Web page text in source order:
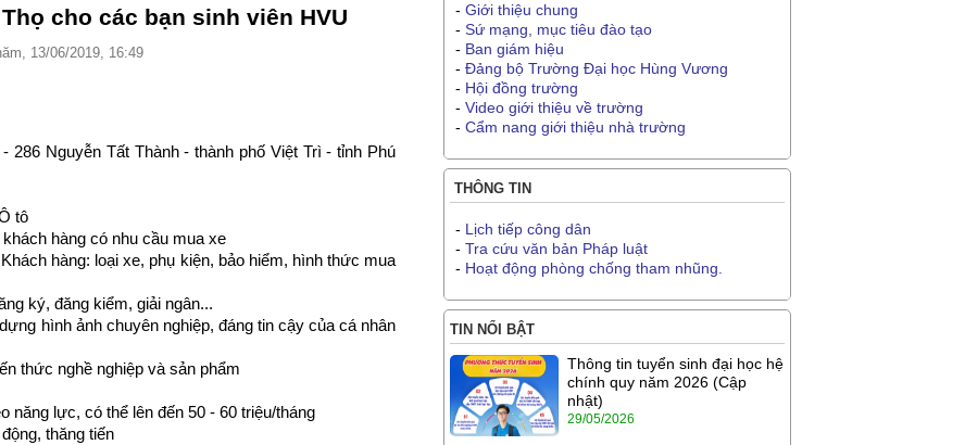
cho các bạn sinh viên HVU
13/06/2019, 16:49
286 Nguyễn Tất Thành - thành phố Việt Trì - tỉnh Phú
tô
hàng có nhu cầu mua xe
hàng: loại xe, phụ kiện, bảo hiểm, hình thức mua
ký, đăng kiểm, giải ngân...
hình ảnh chuyên nghiệp, đáng tin cậy của cá nhân
thức nghề nghiệp và sản phẩm
năng lực, có thể lên đến 50 - 60 triệu/tháng
thăng tiến
- Giới thiệu chung
- Sứ mạng, mục tiêu đào tạo
- Ban giám hiệu
- Đảng bộ Trường Đại học Hùng Vương
- Hội đồng trường
- Video giới thiệu về trường
- Cẩm nang giới thiệu nhà trường
THÔNG TIN
- Lịch tiếp công dân
- Tra cứu văn bản Pháp luật
- Hoạt động phòng chống tham nhũng.
TIN NỔI BẬT
Thông tin tuyển sinh đại học hệ
chính quy năm 2026 (Cập
nhật)
29/05/2026